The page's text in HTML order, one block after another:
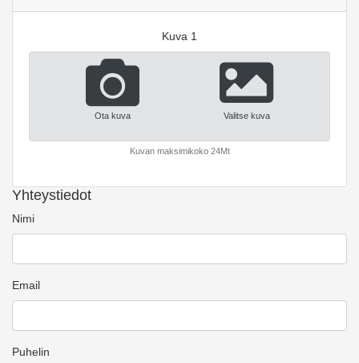
Kuva 1
Ota kuva Valitse kuva
Kuvan maksimikoko 24Mt
Yhteystiedot
Nimi
Email
Puhelin